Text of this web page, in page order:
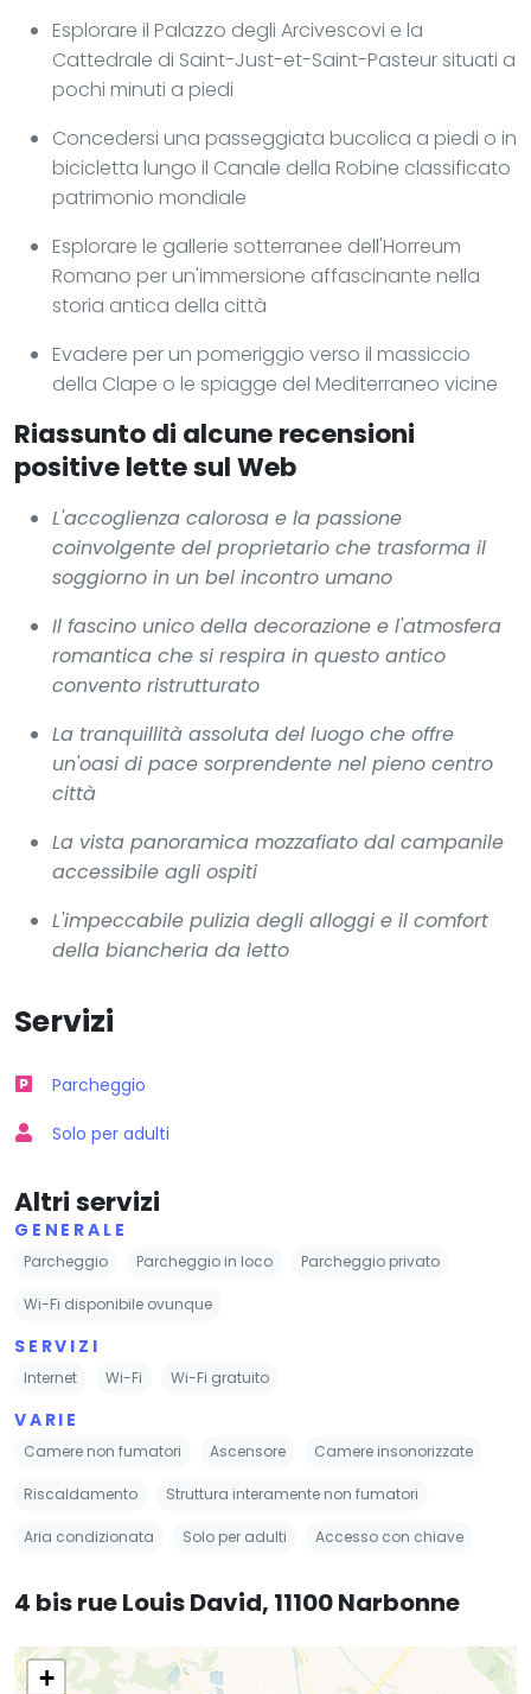
Esplorare il Palazzo degli Arcivescovi e la
Cattedrale di Saint-Just-et-Saint-Pasteur situati a
pochi minuti a piedi
Concedersi una passeggiata bucolica a piedi o in
bicicletta lungo il Canale della Robine classificato
patrimonio mondiale
Esplorare le gallerie sotterranee dell'Horreum
Romano per un'immersione affascinante nella
storia antica della città
Evadere per un pomeriggio verso il massiccio
della Clape o le spiagge del Mediterraneo vicine
Riassunto di alcune recensioni
positive lette sul Web
L'accoglienza calorosa e la passione
coinvolgente del proprietario che trasforma il
soggiorno in un bel incontro umano
Il fascino unico della decorazione e l'atmosfera
romantica che si respira in questo antico
convento ristrutturato
La tranquillità assoluta del luogo che offre
un'oasi di pace sorprendente nel pieno centro
città
La vista panoramica mozzafiato dal campanile
accessibile agli ospiti
L'impeccabile pulizia degli alloggi e il comfort
della biancheria da letto
Servizi
Parcheggio
Solo per adulti
Altri servizi
GENERALE
Parcheggio Parcheggio in loco Parcheggio privato
Wi-Fi disponibile ovunque
SERVIZI
Internet Wi-Fi Wi-Fi gratuito
VARIE
Camere non fumatori Ascensore Camere insonorizzate
Riscaldamento Struttura interamente non fumatori
Aria condizionata Solo per adulti Accesso con chiave
4 bis rue Louis David, 11100 Narbonne
+